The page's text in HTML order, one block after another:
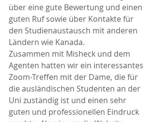
über eine gute Bewertung und einen
guten Ruf sowie über Kontakte für
den Studienaustausch mit anderen
Ländern wie Kanada.
Zusammen mit Misheck und dem
Agenten hatten wir ein interessantes
Zoom-Treffen mit der Dame, die für
die ausländischen Studenten an der
Uni zuständig ist und einen sehr
guten und professionellen Eindruck